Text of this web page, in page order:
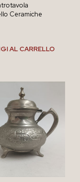
Ceramiche
AL CARRELLO